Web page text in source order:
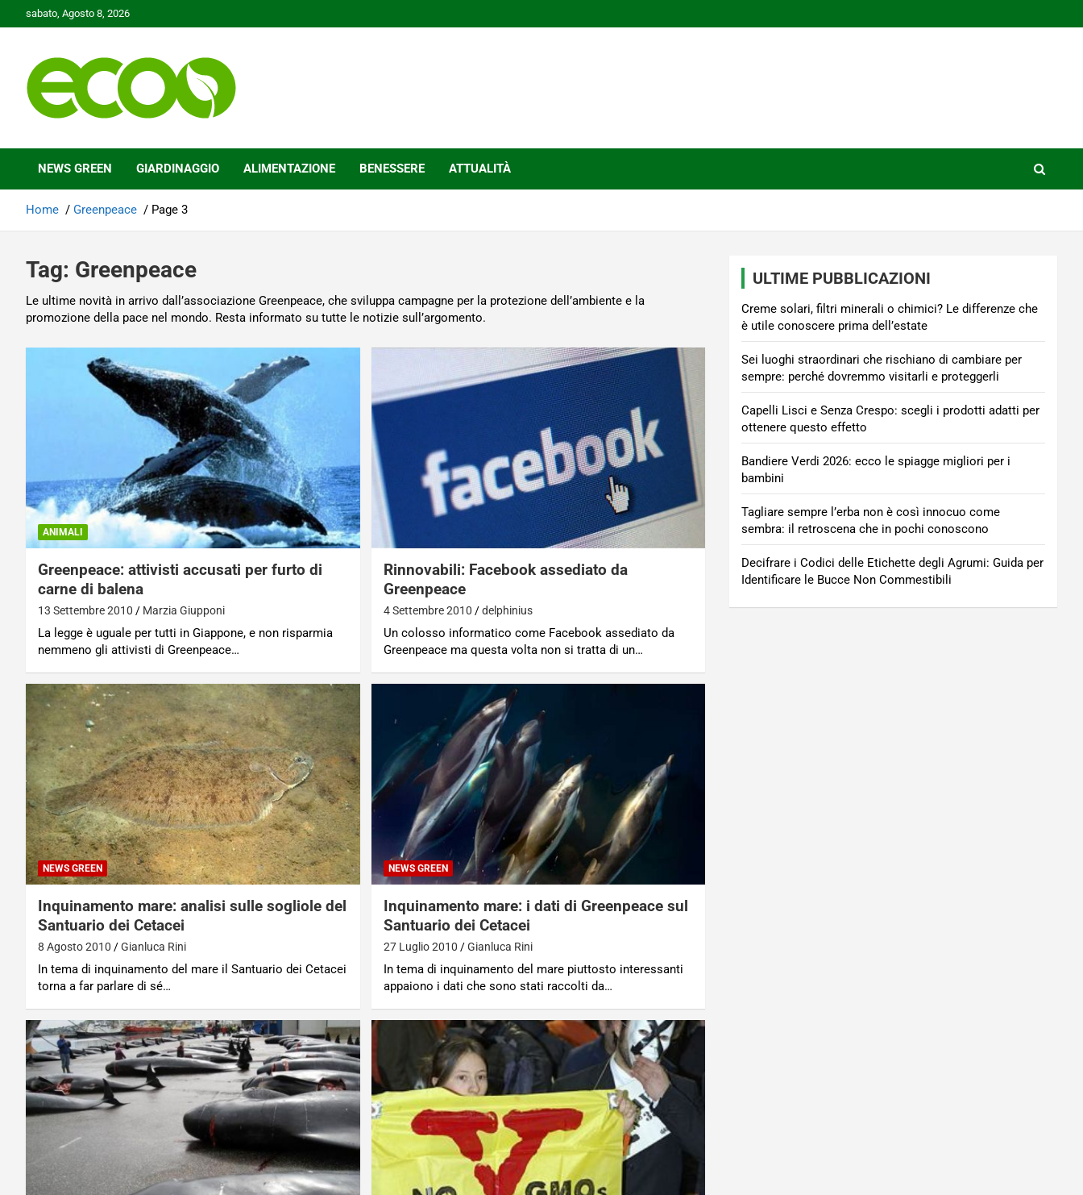
to
sabato, Agosto 8, 2026
Ecoo.it
NEWS GREEN GIARDINAGGIO ALIMENTAZIONE BENESSERE ATTUALITÀ
Home Greenpeace Page 3
Tag: Greenpeace
Le ultime novità in arrivo dall’associazione Greenpeace, che sviluppa campagne per la protezione dell’ambiente e la
promozione della pace nel mondo. Resta informato su tutte le notizie sull’argomento.
ANIMALI
Greenpeace: attivisti accusati per furto di
carne di balena
13 Settembre 2010 Marzia Giupponi
La legge è uguale per tutti in Giappone, e non risparmia
nemmeno gli attivisti di Greenpeace…
Rinnovabili: Facebook assediato da
Greenpeace
4 Settembre 2010 delphinius
Un colosso informatico come Facebook assediato da
Greenpeace ma questa volta non si tratta di un…
NEWS GREEN
Inquinamento mare: analisi sulle sogliole del
Santuario dei Cetacei
8 Agosto 2010 Gianluca Rini
In tema di inquinamento del mare il Santuario dei Cetacei
torna a far parlare di sé…
NEWS GREEN
Inquinamento mare: i dati di Greenpeace sul
Santuario dei Cetacei
27 Luglio 2010 Gianluca Rini
In tema di inquinamento del mare piuttosto interessanti
appaiono i dati che sono stati raccolti da…
ULTIME PUBBLICAZIONI
Creme solari, filtri minerali o chimici? Le differenze che
è utile conoscere prima dell’estate
Sei luoghi straordinari che rischiano di cambiare per
sempre: perché dovremmo visitarli e proteggerli
Capelli Lisci e Senza Crespo: scegli i prodotti adatti per
ottenere questo effetto
Bandiere Verdi 2026: ecco le spiagge migliori per i
bambini
Tagliare sempre l’erba non è così innocuo come
sembra: il retroscena che in pochi conoscono
Decifrare i Codici delle Etichette degli Agrumi: Guida per
Identificare le Bucce Non Commestibili